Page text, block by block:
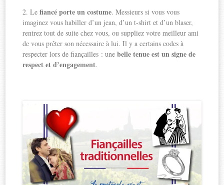
2. Lefiancé porte un costume. Messieurs si vous vous
imaginez vous habiller d’un jean, d’un t-shirt et d’un blaser,
rentrez tout de suite chez vous, ou suppliez votre meilleur ami
de vous prêter son nécessaire à lui. Il y a certains codes à
respecter lors de fiançailles : unebelle tenue est un signe de
respect et d’engagement.